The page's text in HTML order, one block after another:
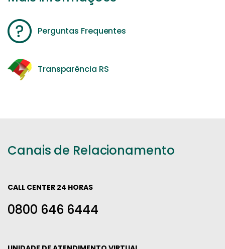
Perguntas Frequentes
Transparência RS
Canais de Relacionamento
CALL CENTER 24 HORAS
0800 646 6444